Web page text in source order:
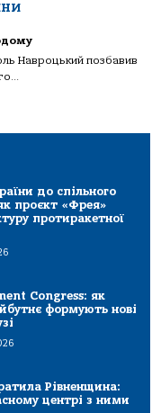
Навроцький позбавив
до спільного
проєкт «Фрея»
протиракетної
Congress: як
формують нові
Рівненщина:
центрі з ними